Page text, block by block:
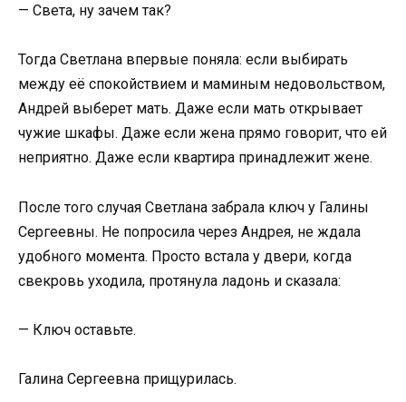
— Света, ну зачем так?
Тогда Светлана впервые поняла: если выбирать
между её спокойствием и маминым недовольством,
Андрей выберет мать. Даже если мать открывает
чужие шкафы. Даже если жена прямо говорит, что ей
неприятно. Даже если квартира принадлежит жене.
После того случая Светлана забрала ключ у Галины
Сергеевны. Не попросила через Андрея, не ждала
удобного момента. Просто встала у двери, когда
свекровь уходила, протянула ладонь и сказала:
— Ключ оставьте.
Галина Сергеевна прищурилась.